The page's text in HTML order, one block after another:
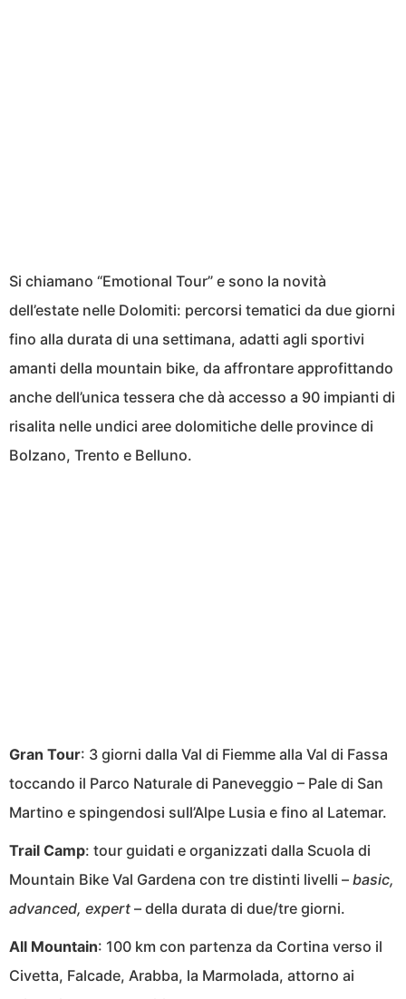
Si chiamano “Emotional Tour” e sono la novità
dell’estate nelle Dolomiti: percorsi tematici da due giorni
fino alla durata di una settimana, adatti agli sportivi
amanti della mountain bike, da affrontare approfittando
anche dell’unica tessera che dà accesso a 90 impianti di
risalita nelle undici aree dolomitiche delle province di
Bolzano, Trento e Belluno.
Gran Tour: 3 giorni dalla Val di Fiemme alla Val di Fassa
toccando il Parco Naturale di Paneveggio – Pale di San
Martino e spingendosi sull’Alpe Lusia e fino al Latemar.
Trail Camp: tour guidati e organizzati dalla Scuola di
Mountain Bike Val Gardena con tre distinti livelli – basic,
advanced, expert – della durata di due/tre giorni.
All Mountain: 100 km con partenza da Cortina verso il
Civetta, Falcade, Arabba, la Marmolada, attorno ai